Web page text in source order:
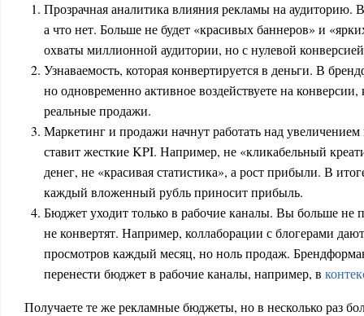
Прозрачная аналитика влияния рекламы на аудиторию.
а что нет. Больше не будет «красивых баннеров» и
охваты миллионной аудитории, но с нулевой
Узнаваемость, которая конвертируется в деньги. В
но одновременно активное воздействуете на
реальные продажи.
Маркетинг и продажи начнут работать над
ставит жесткие KPI. Например, не «кликабельный
денег, не «красивая статистика», а рост прибыли. В
каждый вложенный рубль приносит прибыль.
Бюджет уходит только в рабочие каналы. Вы больше не
не конвертят. Например, коллаборации с блогерами
просмотров каждый месяц, но ноль продаж.
перенести бюджет в рабочие каналы, например, в
Получаете те же рекламные бюджеты, но в несколько раз